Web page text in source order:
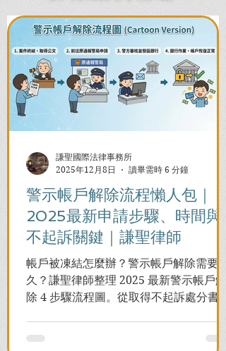
警示帳戶解除流程懶人包｜
2025最新申請步驟、時間與
不起訴關鍵｜謙聖律師
帳戶被凍結怎麼辦？警示帳戶解除需要多
久？謙聖律師整理 2025 最新警示帳戶解
除 4 步驟流程圖。從取得不起訴處分書到
謙聖國際法律事務所
2025年12月8日
讀畢需時 6 分鐘